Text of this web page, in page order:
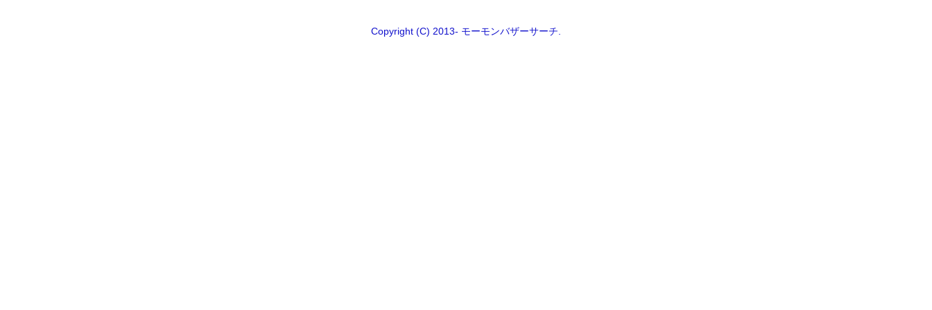
Copyright (C) 2013- モーモンバザーサーチ.